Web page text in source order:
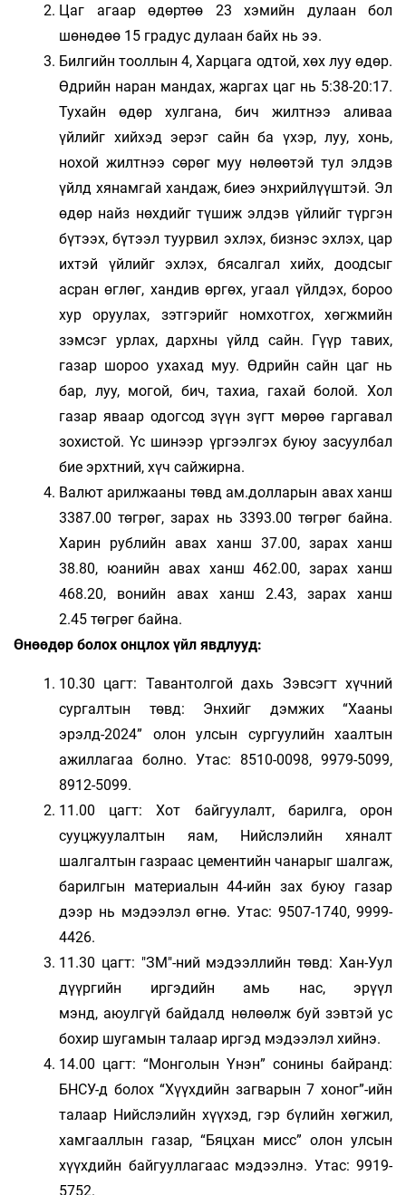
Цаг агаар өдөртөө 23 хэмийн дулаан бол
шөнөдөө 15 градус дулаан байх нь ээ.
Билгийн тооллын 4, Харцага одтой, хөх луу өдөр.
Өдрийн наран мандах, жаргах цаг нь 5:38-20:17.
Тухайн өдөр хулгана, бич жилтнээ аливаа
үйлийг хийхэд эерэг сайн ба үхэр, луу, хонь,
нохой жилтнээ сөрөг муу нөлөөтэй тул элдэв
үйлд хянамгай хандаж, биеэ энхрийлүүштэй. Эл
өдөр найз нөхдийг түшиж элдэв үйлийг түргэн
бүтээх, бүтээл туурвил эхлэх, бизнэс эхлэх, цар
ихтэй үйлийг эхлэх, бясалгал хийх, доодсыг
асран өглөг, хандив өргөх, угаал үйлдэх, бороо
хур оруулах, зэтгэрийг номхотгох, хөгжмийн
зэмсэг урлах, дархны үйлд сайн. Гүүр тавих,
газар шороо ухахад муу. Өдрийн сайн цаг нь
бар, луу, могой, бич, тахиа, гахай болой. Хол
газар яваар одогсод зүүн зүгт мөрөө гаргавал
зохистой. Үс шинээр үргээлгэх буюу засуулбал
бие эрхтний, хүч сайжирна.
Валют арилжааны төвд ам.долларын авах ханш
3387.00 төгрөг, зарах нь 3393.00 төгрөг байна.
Харин рублийн авах ханш 37.00, зарах ханш
38.80, юанийн авах ханш 462.00, зарах ханш
468.20, вонийн авах ханш 2.43, зарах ханш
2.45 төгрөг байна.
Өнөөдөр болох онцлох үйл явдлууд:
10.30 цагт: Тавантолгой дахь Зэвсэгт хүчний
сургалтын төвд: Энхийг дэмжих “Хааны
эрэлд-2024” олон улсын сургуулийн хаалтын
ажиллагаа болно. Утас: 8510-0098, 9979-5099,
8912-5099.
11.00 цагт: Хот байгуулалт, барилга, орон
сууцжуулалтын яам, Нийслэлийн хяналт
шалгалтын газраас цементийн чанарыг шалгаж,
барилгын материалын 44-ийн зах буюу газар
дээр нь мэдээлэл өгнө. Утас: 9507-1740, 9999-
4426.
11.30 цагт: "ЗМ"-ний мэдээллийн төвд: Хан-Уул
дүүргийн иргэдийн амь нас, эрүүл
мэнд, аюулгүй байдалд нөлөөлж буй зэвтэй ус
бохир шугамын талаар иргэд мэдээлэл хийнэ.
14.00 цагт: “Монголын Үнэн” сонины байранд:
БНСУ-д болох “Хүүхдийн загварын 7 хоног”-ийн
талаар Нийслэлийн хүүхэд, гэр бүлийн хөгжил,
хамгааллын газар, “Бяцхан мисс” олон улсын
хүүхдийн байгууллагаас мэдээлнэ. Утас: 9919-
5752.